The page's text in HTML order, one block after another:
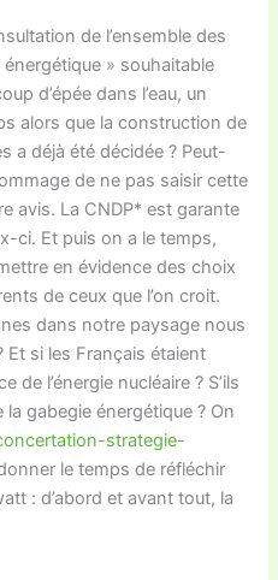
de l’ensemble des
» souhaitable
d’épée dans l’eau, un
alors que la construction de
a déjà été décidée ? Peut-
de ne pas saisir cette
avis. La CNDP* est garante
ci. Et puis on a le temps,
en évidence des choix
de ceux que l’on croit.
dans notre paysage nous
si les Français étaient
de l’énergie nucléaire ? S’ils
gabegie énergétique ? On
strategie-
le temps de réfléchir
: d’abord et avant tout, la